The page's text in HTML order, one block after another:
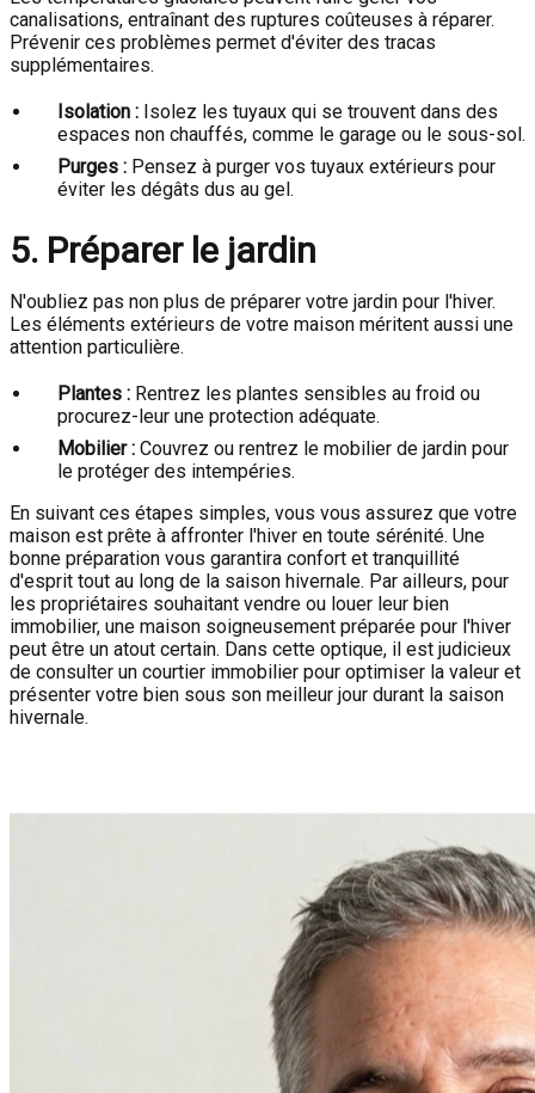
canalisations, entraînant des ruptures coûteuses à réparer.
Prévenir ces problèmes permet d'éviter des tracas
supplémentaires.
Isolation : Isolez les tuyaux qui se trouvent dans des
espaces non chauffés, comme le garage ou le sous-sol.
Purges : Pensez à purger vos tuyaux extérieurs pour
éviter les dégâts dus au gel.
5. Préparer le jardin
N'oubliez pas non plus de préparer votre jardin pour l'hiver.
Les éléments extérieurs de votre maison méritent aussi une
attention particulière.
Plantes : Rentrez les plantes sensibles au froid ou
procurez-leur une protection adéquate.
Mobilier : Couvrez ou rentrez le mobilier de jardin pour
le protéger des intempéries.
En suivant ces étapes simples, vous vous assurez que votre
maison est prête à affronter l'hiver en toute sérénité. Une
bonne préparation vous garantira confort et tranquillité
d'esprit tout au long de la saison hivernale. Par ailleurs, pour
les propriétaires souhaitant vendre ou louer leur bien
immobilier, une maison soigneusement préparée pour l'hiver
peut être un atout certain. Dans cette optique, il est judicieux
de consulter un courtier immobilier pour optimiser la valeur et
présenter votre bien sous son meilleur jour durant la saison
hivernale.